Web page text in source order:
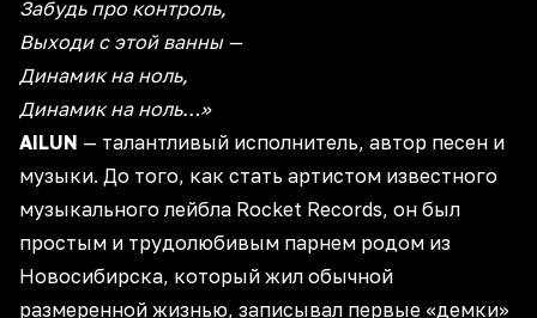
Забудь про контроль,
Выходи с этой ванны —
Динамик на ноль,
Динамик на ноль…»
AILUN — талантливый исполнитель, автор песен и
музыки. До того, как стать артистом известного
музыкального лейбла Rocket Records, он был
простым и трудолюбивым парнем родом из
Новосибирска, который жил обычной
размеренной жизнью, записывал первые «демки»